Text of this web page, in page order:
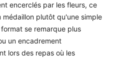
encerclés par les fleurs, ce
médaillon plutôt qu'une simple
se remarque plus
un encadrement
lors des repas où les